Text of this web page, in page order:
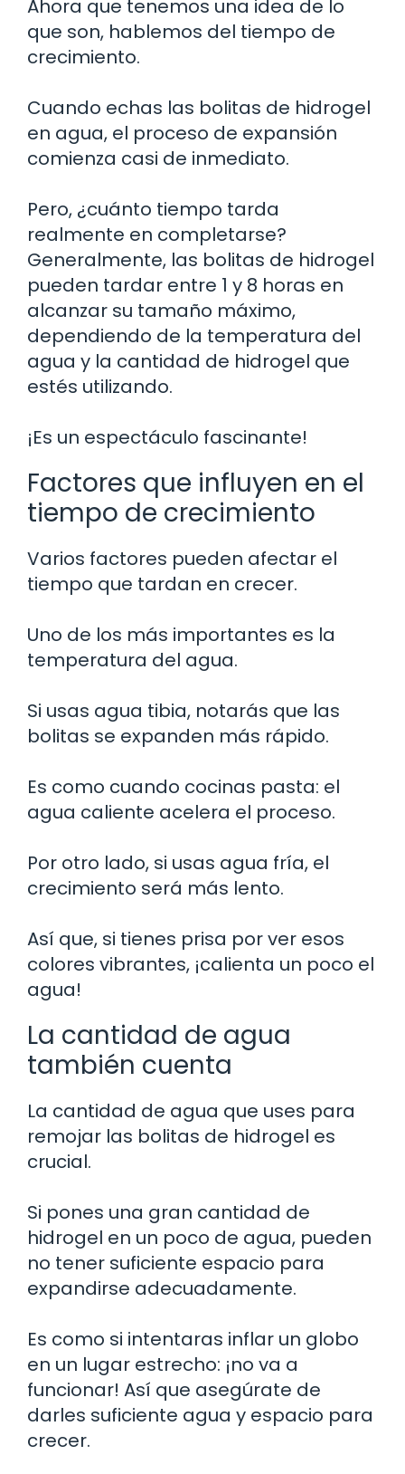
Ahora que tenemos una idea de lo
que son, hablemos del tiempo de
crecimiento.
Cuando echas las bolitas de hidrogel
en agua, el proceso de expansión
comienza casi de inmediato.
Pero, ¿cuánto tiempo tarda
realmente en completarse?
Generalmente, las bolitas de hidrogel
pueden tardar entre 1 y 8 horas en
alcanzar su tamaño máximo,
dependiendo de la temperatura del
agua y la cantidad de hidrogel que
estés utilizando.
¡Es un espectáculo fascinante!
Factores que influyen en el
tiempo de crecimiento
Varios factores pueden afectar el
tiempo que tardan en crecer.
Uno de los más importantes es la
temperatura del agua.
Si usas agua tibia, notarás que las
bolitas se expanden más rápido.
Es como cuando cocinas pasta: el
agua caliente acelera el proceso.
Por otro lado, si usas agua fría, el
crecimiento será más lento.
Así que, si tienes prisa por ver esos
colores vibrantes, ¡calienta un poco el
agua!
La cantidad de agua
también cuenta
La cantidad de agua que uses para
remojar las bolitas de hidrogel es
crucial.
Si pones una gran cantidad de
hidrogel en un poco de agua, pueden
no tener suficiente espacio para
expandirse adecuadamente.
Es como si intentaras inflar un globo
en un lugar estrecho: ¡no va a
funcionar! Así que asegúrate de
darles suficiente agua y espacio para
crecer.